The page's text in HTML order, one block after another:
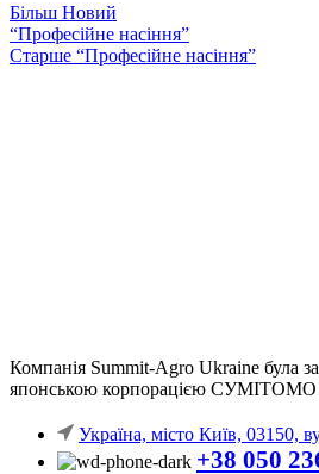
Більш Новий
“Професійне насіння”
Старше “Професійне насіння”
Компанія Summit-Agro Ukraine була
японською корпорацією
Україна, місто Київ, 03150,
+38 050